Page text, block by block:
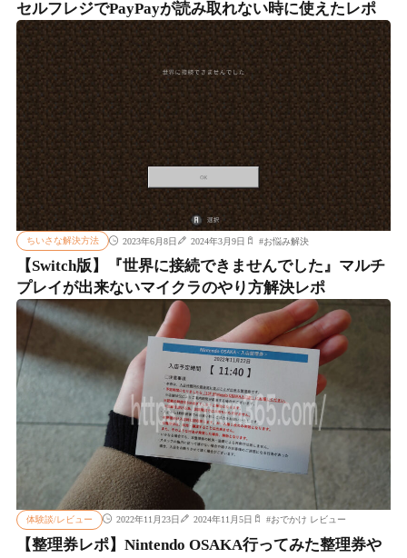
セルフレジでPayPayが読み取れない時に使えたレポ
ちいさな解決方法 2023年6月8日 2024年3月9日 #お悩み解決
【Switch版】『世界に接続できませんでした』マルチ
プレイが出来ないマイクラのやり方解決レポ
体験談/レビュー 2022年11月23日 2024年11月5日 #おでかけ レビュー
【整理券レポ】Nintendo OSAKA行ってみた整理券や